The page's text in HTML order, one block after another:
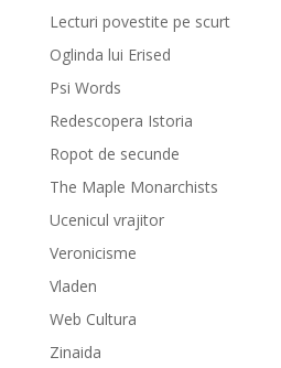
Lecturi povestite pe scurt
Oglinda lui Erised
Psi Words
Redescopera Istoria
Ropot de secunde
The Maple Monarchists
Ucenicul vrajitor
Veronicisme
Vladen
Web Cultura
Zinaida